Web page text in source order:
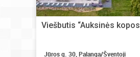
Viešbutis “Auksinės
Jūros g. 30, Palanga/Šventoji